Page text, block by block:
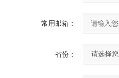
常用邮箱：
省份：